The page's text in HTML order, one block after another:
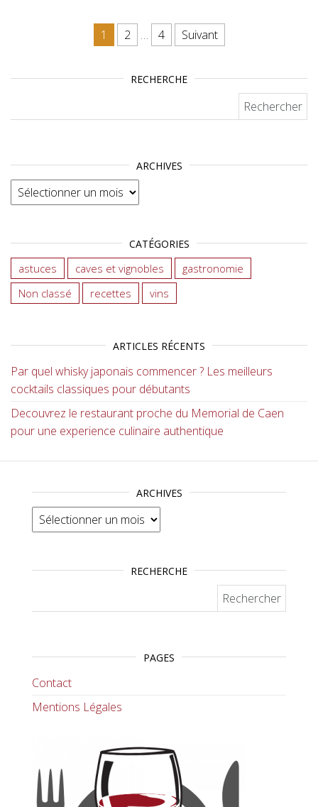
Pagination des publications
1 2 … 4 Suivant
RECHERCHE
ARCHIVES
Archives
CATÉGORIES
astuces caves et vignobles
gastronomie
Non classé
recettes vins
ARTICLES RÉCENTS
Par quel whisky japonais commencer ? Les meilleurs
cocktails classiques pour débutants
Decouvrez le restaurant proche du Memorial de Caen
pour une experience culinaire authentique
ARCHIVES
Archives
RECHERCHE
PAGES
Contact
Mentions Légales